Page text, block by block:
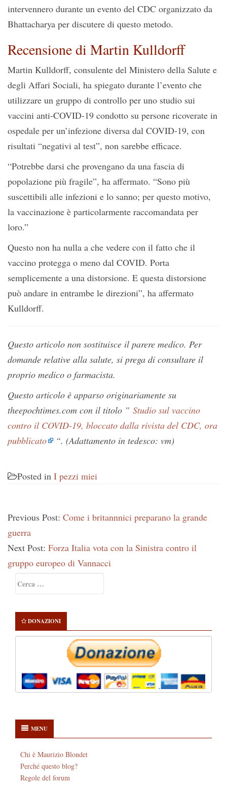
intervennero durante un evento del CDC organizzato da
Bhattacharya per discutere di questo metodo.
Recensione di Martin Kulldorff
Martin Kulldorff, consulente del Ministero della Salute e
degli Affari Sociali, ha spiegato durante l’evento che
utilizzare un gruppo di controllo per uno studio sui
vaccini anti-COVID-19 condotto su persone ricoverate in
ospedale per un’infezione diversa dal COVID-19, con
risultati “negativi al test”, non sarebbe efficace.
“Potrebbe darsi che provengano da una fascia di
popolazione più fragile”, ha affermato. “Sono più
suscettibili alle infezioni e lo sanno; per questo motivo,
la vaccinazione è particolarmente raccomandata per
loro.”
Questo non ha nulla a che vedere con il fatto che il
vaccino protegga o meno dal COVID. Porta
semplicemente a una distorsione. E questa distorsione
può andare in entrambe le direzioni”, ha affermato
Kulldorff.
Questo articolo non sostituisce il parere medico. Per
domande relative alla salute, si prega di consultare il
proprio medico o farmacista.
Questo articolo è apparso originariamente su
theepochtimes.com con il titolo ” Studio sul vaccino
contro il COVID-19, bloccato dalla rivista del CDC, ora
pubblicato
“. (Adattamento in tedesco: vm)
Posted in I pezzi miei
Previous Post: Come i britannnici preparano la grande
guerra
Next Post: Forza Italia vota con la Sinistra contro il
gruppo europeo di Vannacci
Sidebar
per:
DONAZIONI
MENU
Chi è Maurizio Blondet
Perché questo blog?
Regole del forum